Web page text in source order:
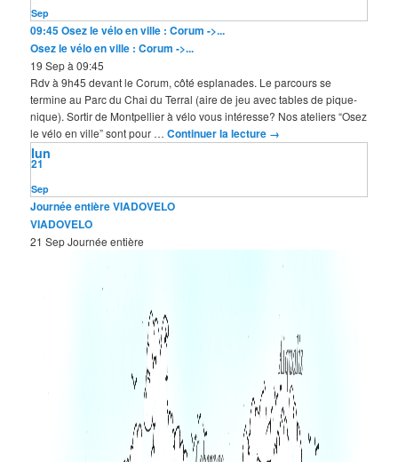
Sep
09:45Osez le vélo en ville : Corum ->...
Osez le vélo en ville : Corum ->...
19 Sep à 09:45
Rdv à 9h45 devant le Corum, côté esplanades. Le parcours se
termine au Parc du Chai du Terral (aire de jeu avec tables de pique-
nique). Sortir de Montpellier à vélo vous intéresse? Nos ateliers “Osez
le vélo en ville” sont pour …Continuer la lecture →
Sep
21
lun
Journée entièreVIADOVELO
VIADOVELO
21 SepJournée entière